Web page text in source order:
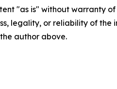
"as is" without warranty
legality, or reliability of
author above.